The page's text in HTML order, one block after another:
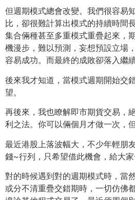
但週期模式總會改變。我們很容易
比，卻很難計算出模式的持續時間
集合倆種甚至多重模式重疊起來，
機漫步，難以預測，妄想預設立場
容易成功。而最終的成敗卻落入繼
後來我才知道，當模式週期開始交
望。
再後來，我也瞭解即市期貨交易，
利之法。 你可以倆個月才做一次，
最近港股上落波幅大，不少年輕朋
錢~行列，只希望借此機會，給大家
對的時候遇到對的週期模式時，當
或分不清重疊交錯期時，一切仿佛